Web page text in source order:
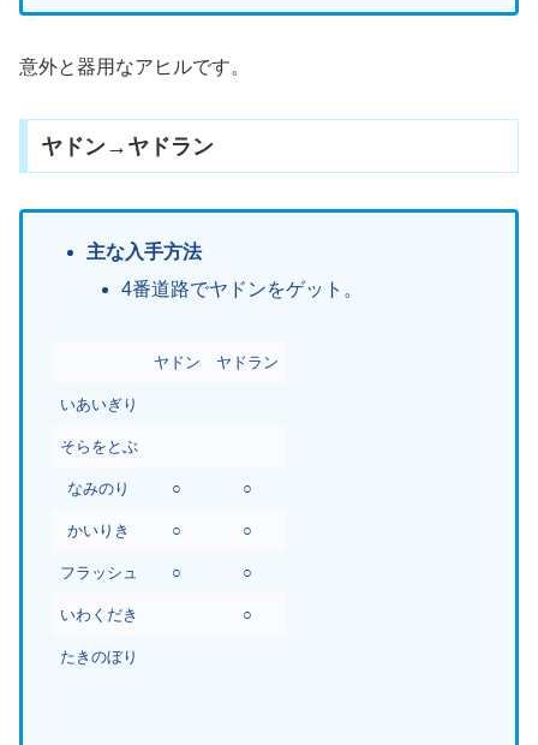
意外と器用なアヒルです。
ヤドン→ヤドラン
主な入手方法
4番道路でヤドンをゲット。
ヤドン ヤドラン
いあいぎり
そらをとぶ
なみのり ○ ○
かいりき ○ ○
フラッシュ ○ ○
いわくだき ○
たきのぼり